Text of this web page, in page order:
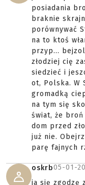
posiadania
braknie
porównywać
na to ktoś
przyp...
złodziej cię
siedzieć i
ot, Polska. W
gromadką
na tym się
świat, że
dom przed
już nie.
parę fajnych
oskrb05-01-
ja się zgodzę